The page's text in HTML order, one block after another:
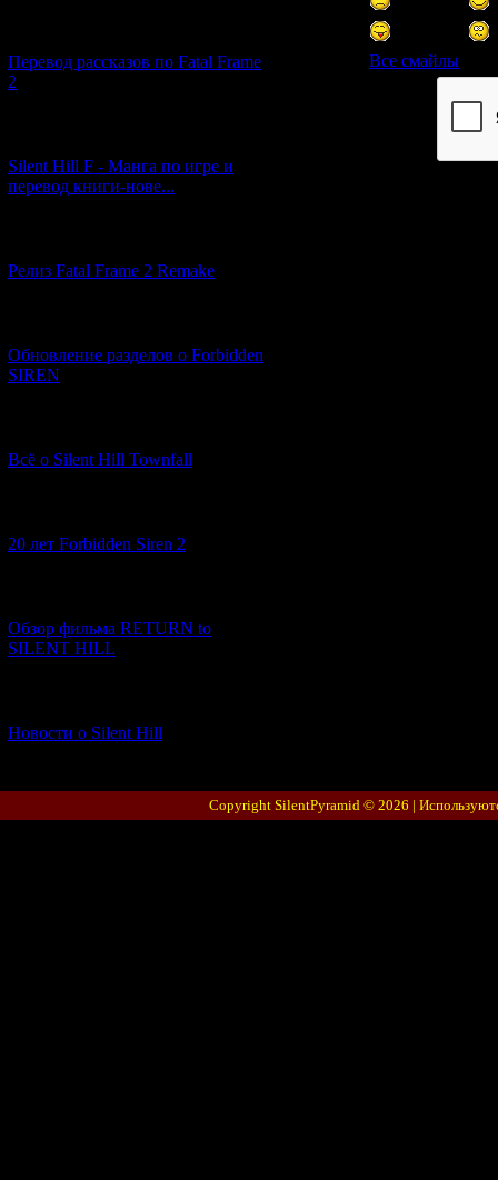
Перевод рассказов по Fatal Frame
2
Silent Hill F - Манга по игре и
перевод книги-нове...
Релиз Fatal Frame 2 Remake
Обновление разделов о Forbidden
SIREN
Всё о Silent Hill Townfall
20 лет Forbidden Siren 2
Обзор фильма RETURN to
SILENT HILL
Новости о Silent Hill
Все смайлы
Copyright SilentPyramid © 2026 |